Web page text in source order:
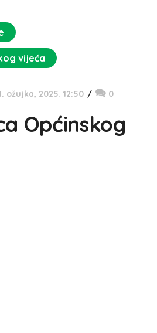
vijeća
ožujka, 2025. 12:50 0
Općinskog